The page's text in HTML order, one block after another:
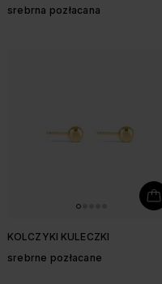
srebrna pozłacana
KOLCZYKI KULECZKI
srebrne pozłacane